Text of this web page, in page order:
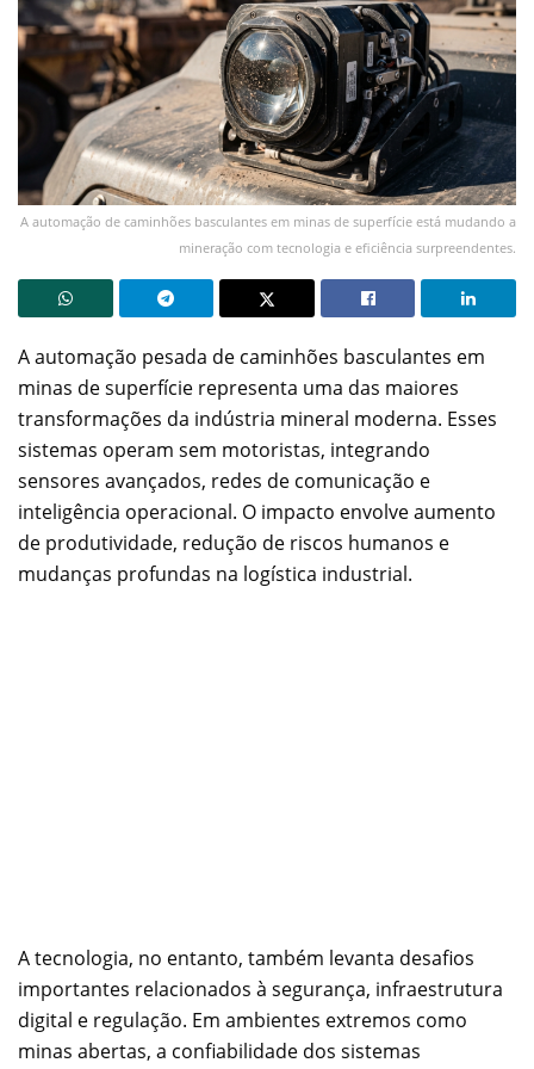
A automação de caminhões basculantes em minas de superfície está mudando a
mineração com tecnologia e eficiência surpreendentes.
A automação pesada de caminhões basculantes em
minas de superfície representa uma das maiores
transformações da indústria mineral moderna. Esses
sistemas operam sem motoristas, integrando
sensores avançados, redes de comunicação e
inteligência operacional. O impacto envolve aumento
de produtividade, redução de riscos humanos e
mudanças profundas na logística industrial.
A tecnologia, no entanto, também levanta desafios
importantes relacionados à segurança, infraestrutura
digital e regulação. Em ambientes extremos como
minas abertas, a confiabilidade dos sistemas